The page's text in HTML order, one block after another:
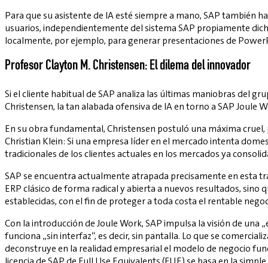
Para que su asistente de IA esté siempre a mano, SAP también
usuarios, independientemente del sistema SAP propiamente
localmente, por ejemplo, para generar presentaciones de
Profesor Clayton M. Christensen: El dilema del innovador
Si el cliente habitual de SAP analiza las últimas maniobras del
Christensen, la tan alabada ofensiva de IA en torno a SAP
En su obra fundamental, Christensen postuló una máxima
Christian Klein: Si una empresa líder en el mercado intenta
tradicionales de los clientes actuales en los mercados ya
SAP se encuentra actualmente atrapada precisamente en esta
ERP clásico de forma radical y abierta a nuevos resultados,
establecidas, con el fin de proteger a toda costa el rentable
Con la introducción de Joule Work, SAP impulsa la visión de
funciona „sin interfaz“, es decir, sin pantalla. Lo que se
deconstruye en la realidad empresarial el modelo de negocio